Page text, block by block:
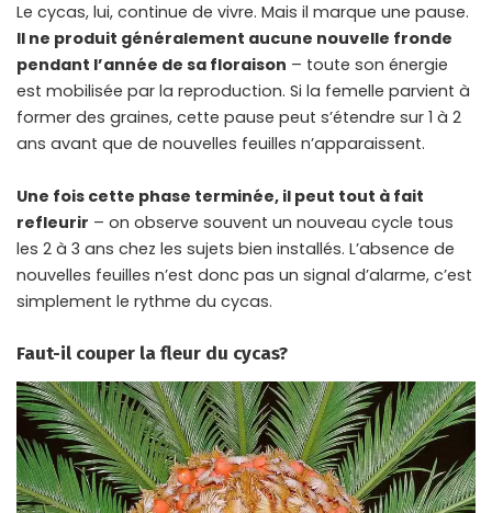
Le cycas, lui, continue de vivre. Mais il marque une pause.
Il ne produit généralement aucune nouvelle fronde
pendant l’année de sa floraison – toute son énergie
est mobilisée par la reproduction. Si la femelle parvient à
former des graines, cette pause peut s’étendre sur 1 à 2
ans avant que de nouvelles feuilles n’apparaissent.
Une fois cette phase terminée, il peut tout à fait
refleurir – on observe souvent un nouveau cycle tous
les 2 à 3 ans chez les sujets bien installés. L’absence de
nouvelles feuilles n’est donc pas un signal d’alarme, c’est
simplement le rythme du cycas.
Faut-il couper la fleur du cycas?